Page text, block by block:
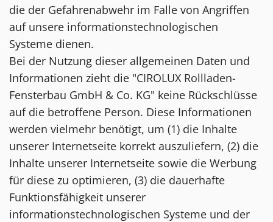
die der Gefahrenabwehr im Falle von Angriffen
auf unsere informationstechnologischen
Systeme dienen.
Bei der Nutzung dieser allgemeinen Daten und
Informationen zieht die "CIROLUX Rollladen-
Fensterbau GmbH & Co. KG" keine Rückschlüsse
auf die betroffene Person. Diese Informationen
werden vielmehr benötigt, um (1) die Inhalte
unserer Internetseite korrekt auszuliefern, (2) die
Inhalte unserer Internetseite sowie die Werbung
für diese zu optimieren, (3) die dauerhafte
Funktionsfähigkeit unserer
informationstechnologischen Systeme und der